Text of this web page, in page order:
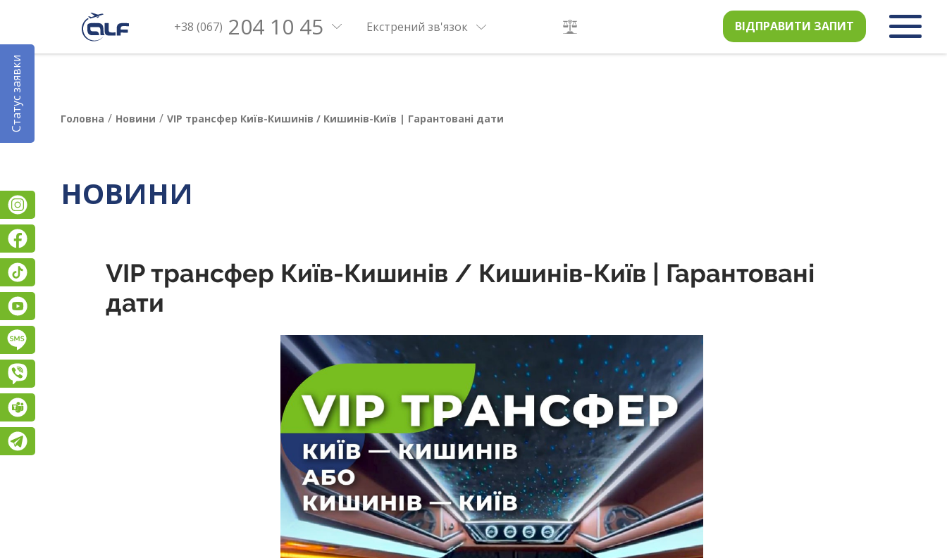
+38 (067) 204 10 45 Екстрений зв'язок ВІДПРАВИТИ ЗАПИТ
Статус заявки
Instagram
Головна / Новини / VIP трансфер Київ-Кишинів / Кишинів-Київ | Гарантовані дати
НОВИНИ
VIP трансфер Київ-Кишинів / Кишинів-Київ | Гарантовані
дати